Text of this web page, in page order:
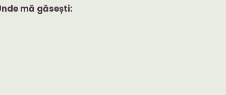
mă găsești: